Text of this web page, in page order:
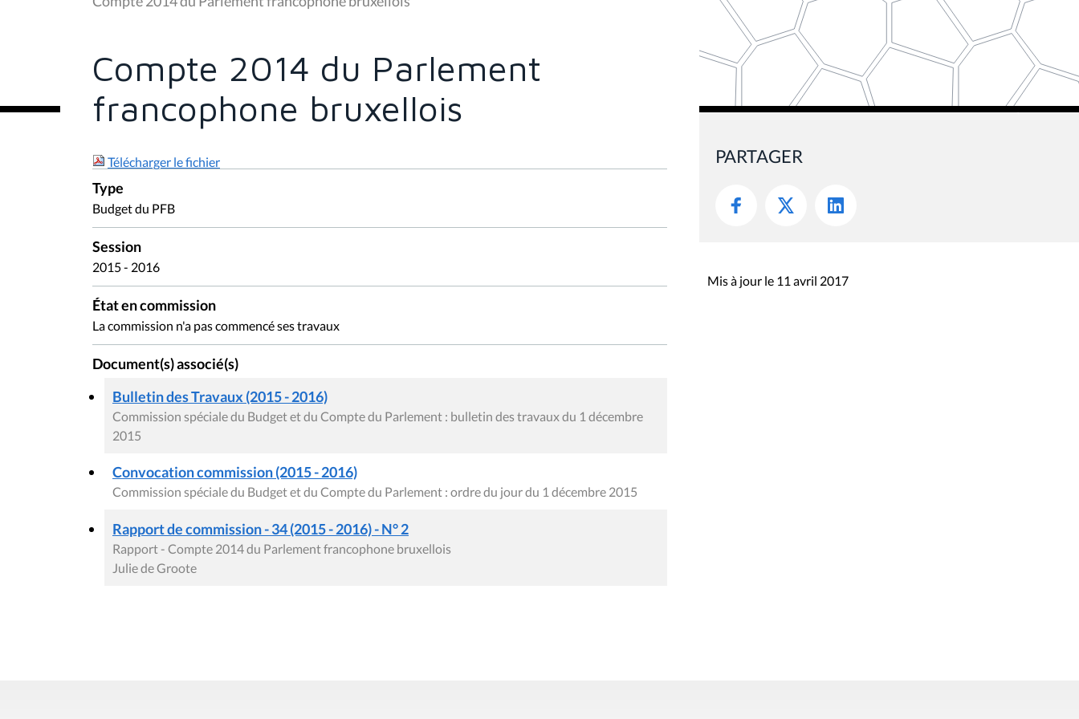
s
i
i
Compte 2014 du Parlement
francophone bruxellois
Télécharger le fichier
Type
Budget du PFB
Session
2015 - 2016
État en commission
La commission n'a pas commencé ses travaux
Document(s) associé(s)
Bulletin des Travaux (2015 - 2016)
Commission spéciale du Budget et du Compte du Parlement : bulletin des travaux du 1 décembre
2015
Convocation commission (2015 - 2016)
Commission spéciale du Budget et du Compte du Parlement : ordre du jour du 1 décembre 2015
Rapport de commission - 34 (2015 - 2016) - N° 2
Rapport - Compte 2014 du Parlement francophone bruxellois
Julie de Groote
PARTAGER
Mis à jour le 11 avril 2017